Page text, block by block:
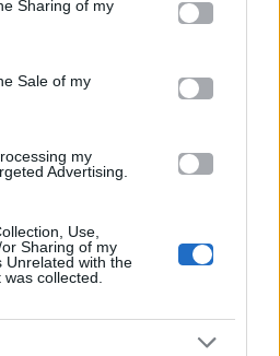
app uses one or more Google
store information including but
behaviour. You may click to
and its third-party tags to
Sharing of my
Sale of my
my
Advertising.
Use,
Sharing of my
Unrelated with the
collected.